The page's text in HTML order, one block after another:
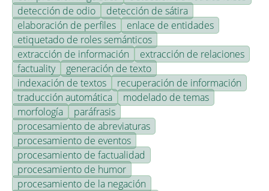
detección de odio
detección de sátira
elaboración de perfiles
enlace de entidades
etiquetado de roles semánticos
extracción de información
extracción de relaciones
factuality
generación de texto
indexación de textos
recuperación de información
traducción automática
modelado de temas
morfología
paráfrasis
procesamiento de abreviaturas
procesamiento de eventos
procesamiento de factualidad
procesamiento de humor
procesamiento de la negación